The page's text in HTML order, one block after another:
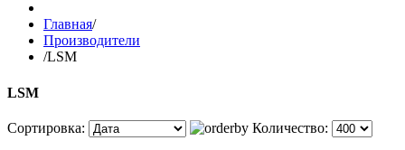
Главная/
Производители
/LSM
LSM
Сортировка: Количество: